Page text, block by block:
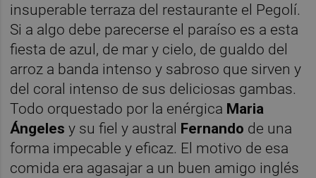
insuperable terraza del restaurante el Pegolí.
Si a algo debe parecerse el paraíso es a esta
fiesta de azul, de mar y cielo, de gualdo del
arroz a banda intenso y sabroso que sirven y
del coral intenso de sus deliciosas gambas.
Todo orquestado por la enérgica Maria
Ángeles y su fiel y austral Fernando de una
forma impecable y eficaz. El motivo de esa
comida era agasajar a un buen amigo inglés